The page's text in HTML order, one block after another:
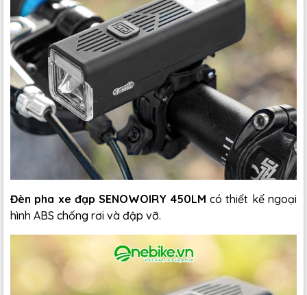
Đèn pha xe đạp SENOWOIRY 450LM có thiết kế ngoại
hình ABS chống rơi và đập vỡ.